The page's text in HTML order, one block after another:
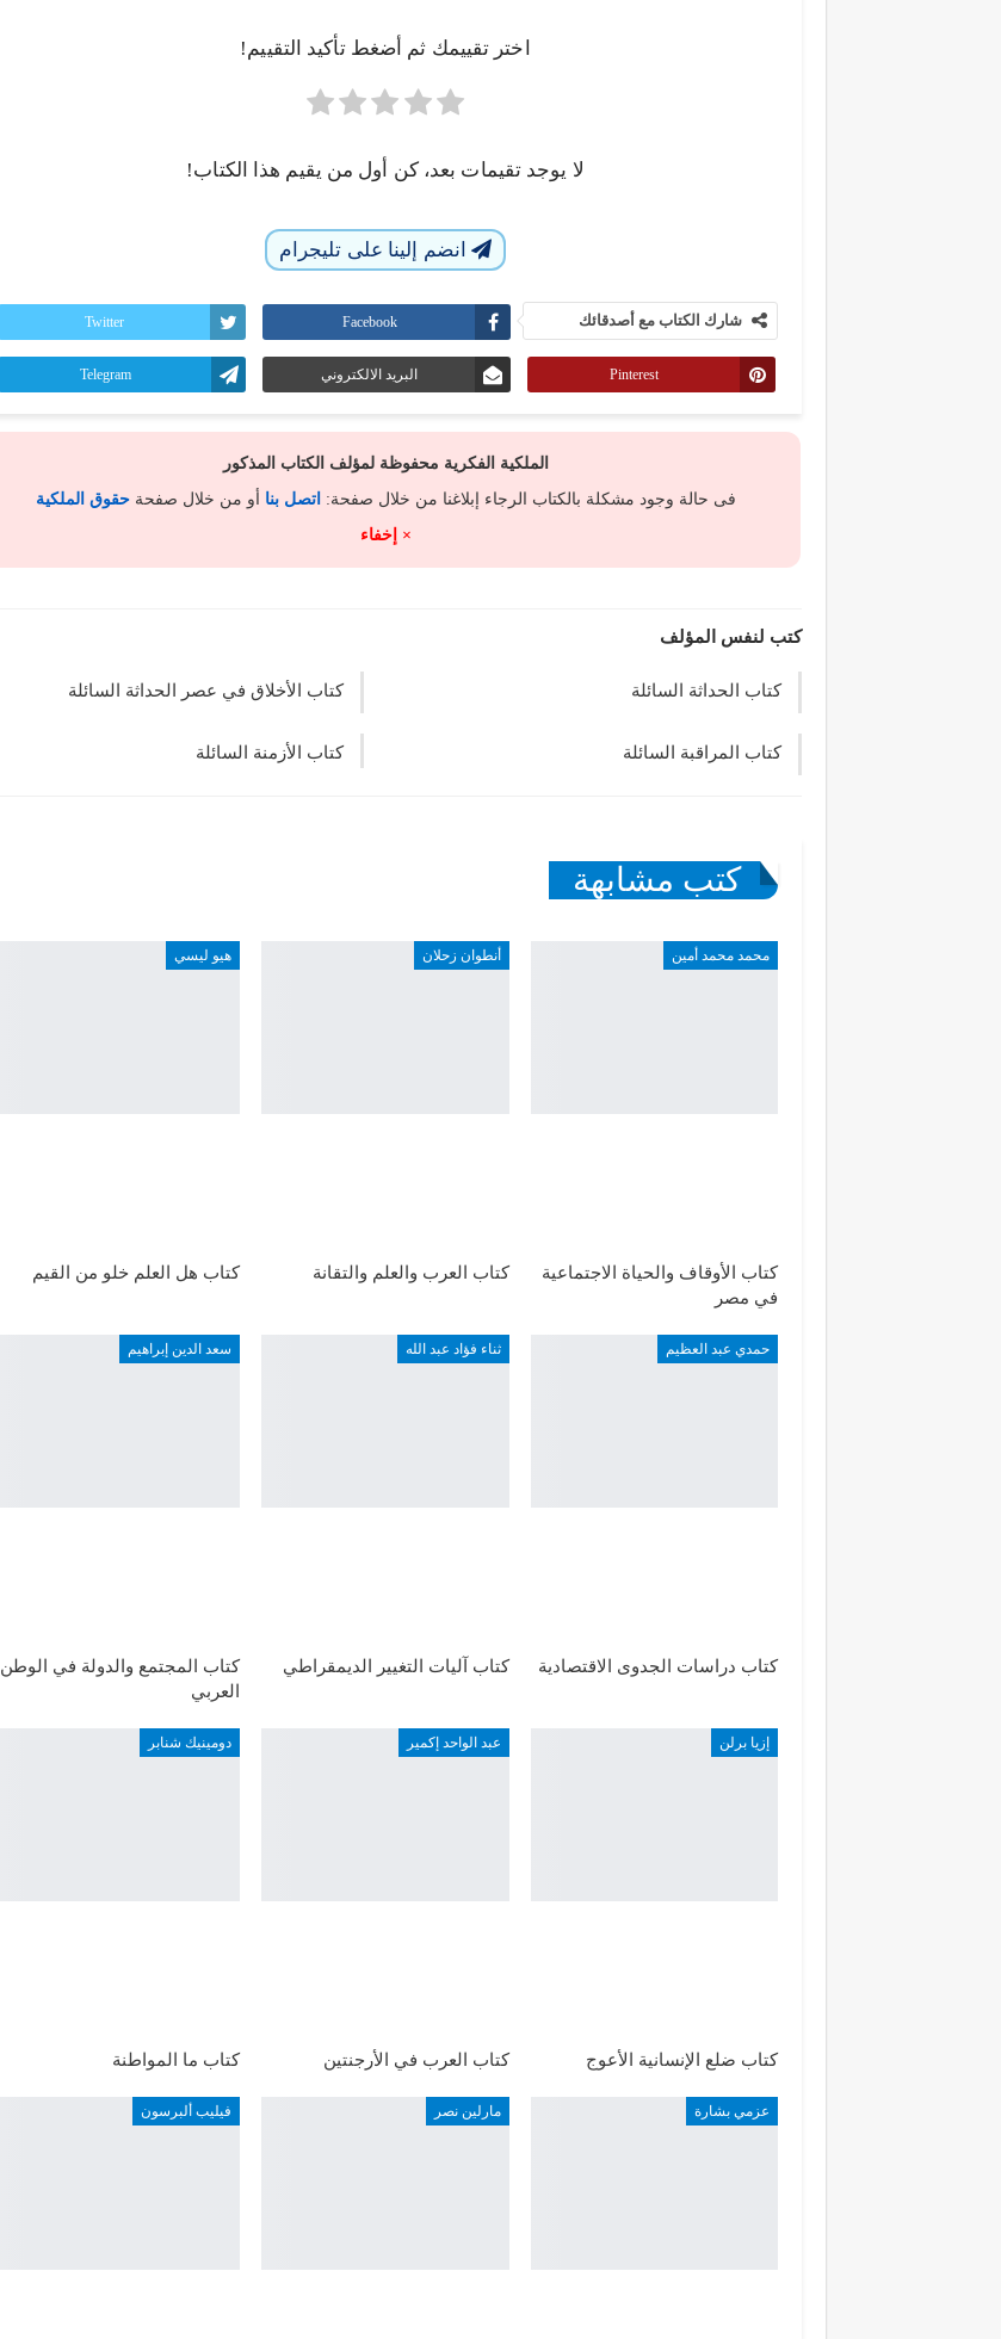
اختر تقييمك ثم أضغط تأكيد التقييم!
لا يوجد تقيمات بعد، كن أول من يقيم هذا الكتاب!
انضم إلينا على تليجرام
شارك الكتاب مع أصدقائك Facebook
Twitter
Pinterest البريد الالكتروني Telegram
الملكية الفكرية محفوظة لمؤلف الكتاب المذكور
فى حالة وجود مشكلة بالكتاب الرجاء إبلاغنا من خلال صفحة: اتصل بنا أو من خلال صفحةحقوق الملكية
× إخفاء
كتب لنفس المؤلف
كتاب الحداثة السائلة كتاب الأخلاق في عصر الحداثة السائلة
كتاب المراقبة السائلة كتاب الأزمنة السائلة
كتب مشابهة
محمد محمد أمين
كتاب الأوقاف والحياة الاجتماعية
في مصر
أنطوان زحلان
كتاب العرب والعلم والتقانة
هيو ليسي
كتاب هل العلم خلو من القيم
حمدي عبد العظيم
كتاب دراسات الجدوى الاقتصادية
ثناء فؤاد عبد الله
كتاب آليات التغيير الديمقراطي
سعد الدين إبراهيم
كتاب المجتمع والدولة في الوطن
العربي
إزيا برلن
كتاب ضلع الإنسانية الأعوج
عبد الواحد إكمير
كتاب العرب في الأرجنتين
دومينيك شنابر
كتاب ما المواطنة
عزمي بشارة مارلين نصر فيليب ألبرسون